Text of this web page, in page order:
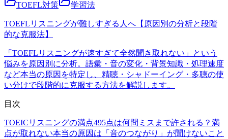
TOEFL対策 学習法
TOEFLリスニングが難しすぎる人へ【原因別の分析と段階
的な克服法】
「TOEFLリスニングが速すぎて全然聞き取れない」という
悩みを原因別に分析。語彙・音の変化・背景知識・処理速度
など本当の原因を特定し、精聴・シャドーイング・多聴の使
い分けで段階的に克服する方法を解説します。
目次
TOEICリスニングの満点495点は何問ミスまで許される？ 満
点が取れない本当の原因は「音のつながり」が聞けないこと